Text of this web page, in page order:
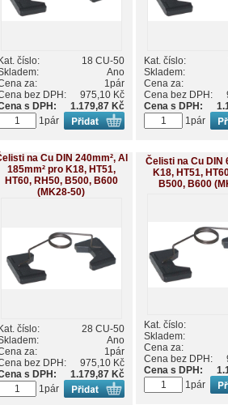
Kat. číslo:
18 CU-50
Ano
za:
1pár
bez DPH:
975,10 Kč
s DPH:
1.179,87 Kč
1pár
Kat. číslo:
Skladem:
Cena za:
Cena bez DPH:
Cena s DPH:
1pár
na Cu DIN 240mm², Al
185mm² pro K18, HT51,
HT60, RH50, B500, B600
(MK28-50)
Kat. číslo:
28 CU-50
Ano
za:
1pár
bez DPH:
975,10 Kč
s DPH:
1.179,87 Kč
1pár
Čelisti na Cu DIN
K18, HT51,
B500, B600
Kat. číslo:
Skladem:
Cena za:
Cena bez DPH:
Cena s DPH:
1pár